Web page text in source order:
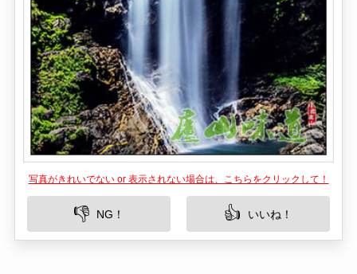
写真がきれいでない or 表示されない場合は、こちらをクリックして！
👎 NG！ 👍 いいね！